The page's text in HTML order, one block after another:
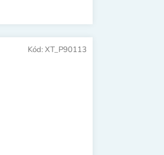
Kód: XT_P90113